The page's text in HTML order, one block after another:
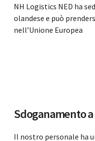
NH Logistics NED ha
olandese e può
nell’Unione Europea
Sdoganamento
Il nostro personale ha